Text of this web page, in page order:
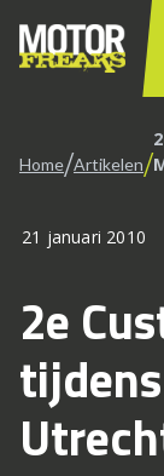
Home/Artikelen/
21 januari 2010
2e